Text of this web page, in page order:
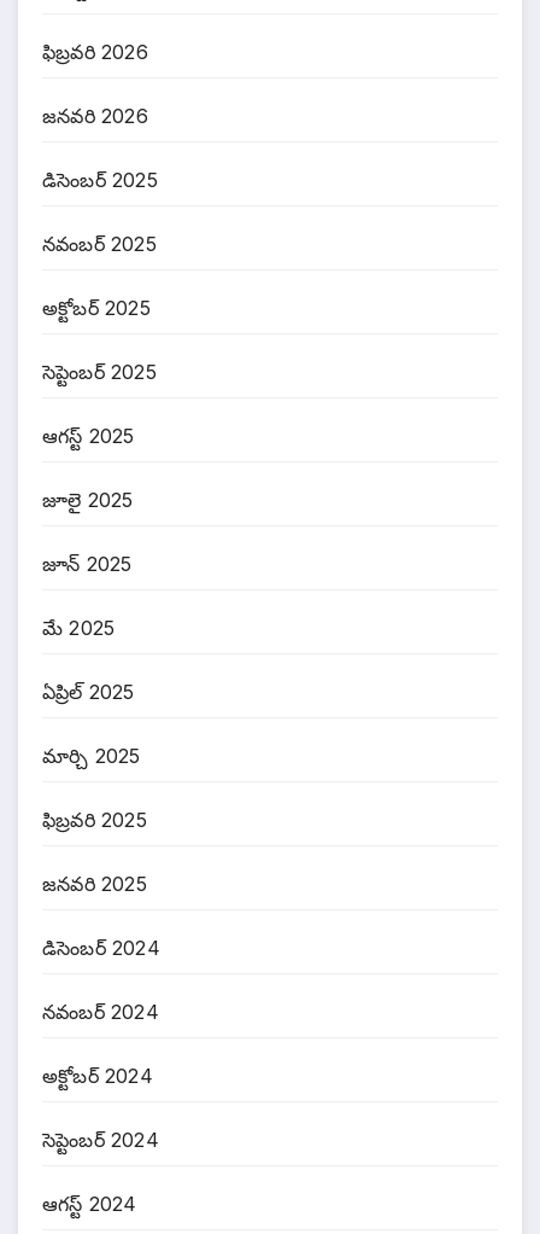
ఫిబ్రవరి 2026
జనవరి 2026
డిసెంబర్ 2025
నవంబర్ 2025
అక్టోబర్ 2025
సెప్టెంబర్ 2025
ఆగస్ట్ 2025
జూలై 2025
జూన్ 2025
మే 2025
ఏప్రిల్ 2025
మార్చి 2025
ఫిబ్రవరి 2025
జనవరి 2025
డిసెంబర్ 2024
నవంబర్ 2024
అక్టోబర్ 2024
సెప్టెంబర్ 2024
ఆగస్ట్ 2024